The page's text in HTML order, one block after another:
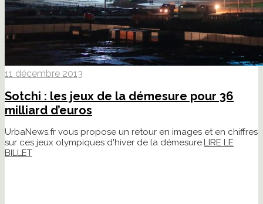
11 décembre 2013
Sotchi : les jeux de la démesure pour 36
milliard d’euros
UrbaNews.fr vous propose un retour en images et en chiffres
sur ces jeux olympiques d'hiver de la démesure.LIRE LE
BILLET